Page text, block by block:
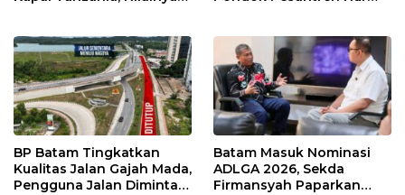
BP Batam Tingkatkan
Kualitas Jalan Gajah Mada,
Pengguna Jalan Diminta
Batam Masuk Nominasi
ADLGA 2026, Sekda
Firmansyah Paparkan